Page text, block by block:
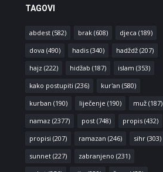
TAGOVI
abdest(582) brak(608) djeca (189)
dova (490) hadis(340) hadždž(207)
hajz (222) hidžab (187) islam (353)
kako postupiti (236) kur'an (580)
kurban (190) liječenje (190) muž(187)
namaz (2377) post(748) propis(432)
propisi (207) ramazan (246) sihr(303)
sunnet(227) zabranjeno (231)